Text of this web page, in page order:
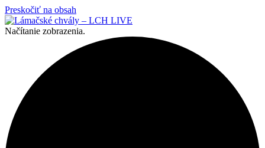
Preskočiť na obsah
Načítanie zobrazenia.